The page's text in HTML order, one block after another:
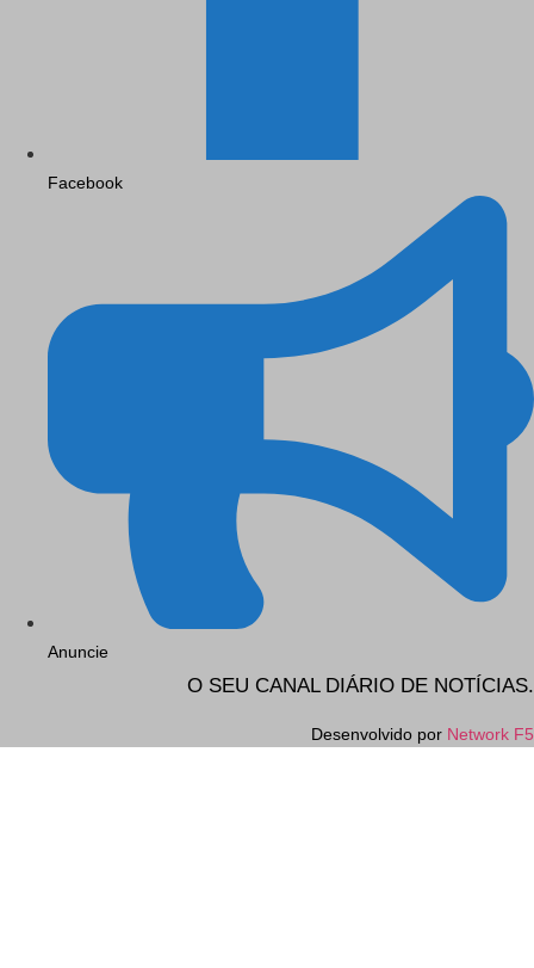
Facebook
Anuncie
O SEU CANAL DIÁRIO DE NOTÍCIAS.
Desenvolvido por Network F5